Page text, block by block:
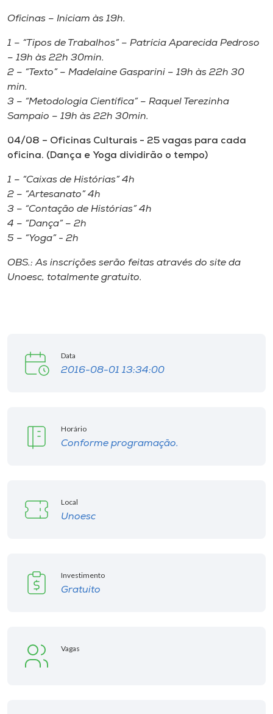
o idioma
A+
A-
Oficinas – Iniciam às 19h.
1 – “Tipos de Trabalhos” – Patrícia Aparecida Pedroso
– 19h às 22h 30min.
2 – “Texto” – Madelaine Gasparini – 19h às 22h 30
min.
3 – “Metodologia Científica” – Raquel Terezinha
Sampaio – 19h às 22h 30min.
04/08 – Oficinas Culturais - 25 vagas para cada
oficina. (Dança e Yoga dividirão o tempo)
1 – “Caixas de Histórias” 4h
2 – “Artesanato” 4h
3 – “Contação de Histórias” 4h
4 – “Dança” – 2h
5 – “Yoga” - 2h
OBS.: As inscrições serão feitas através do site da
Unoesc, totalmente gratuito.
Data
2016-08-01 13:34:00
Horário
Conforme programação.
Local
Unoesc
Investimento
Gratuito
Vagas